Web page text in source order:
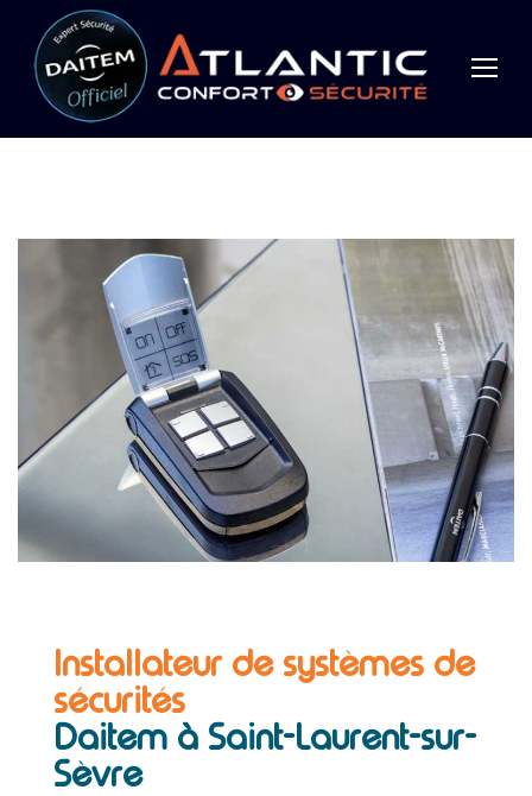
Installateur de systèmes de
sécurités
Daitemà Saint-Laurent-sur-
Sèvre